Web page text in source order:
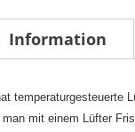
Information
temperaturgesteuerte
mit einem Lüfter